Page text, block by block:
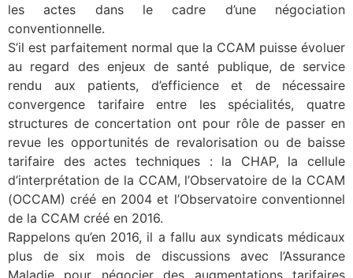
les actes dans le cadre d’une négociation
conventionnelle.
S’il est parfaitement normal que la CCAM puisse évoluer
au regard des enjeux de santé publique, de service
rendu aux patients, d’efficience et de nécessaire
convergence tarifaire entre les spécialités, quatre
structures de concertation ont pour rôle de passer en
revue les opportunités de revalorisation ou de baisse
tarifaire des actes techniques : la CHAP, la cellule
d’interprétation de la CCAM, l’Observatoire de la CCAM
(OCCAM) créé en 2004 et l’Observatoire conventionnel
de la CCAM créé en 2016.
Rappelons qu’en 2016, il a fallu aux syndicats médicaux
plus de six mois de discussions avec l’Assurance